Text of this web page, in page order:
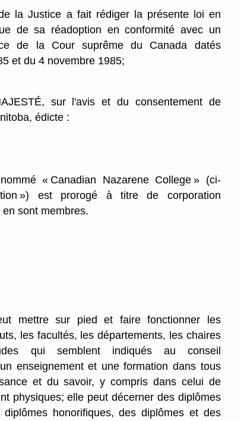
la Justice a fait rédiger la présente loi en
de sa réadoption en conformité avec un
de la Cour suprême du Canada datés
et du 4 novembre 1985;
sur l'avis et du consentement de
édicte :
« Canadian Nazarene College » (ci-
») est prorogé à titre de corporation
sont membres.
mettre sur pied et faire fonctionner les
les facultés, les départements, les chaires
qui semblent indiqués au conseil
enseignement et une formation dans tous
et du savoir, y compris dans celui de
physiques; elle peut décerner des diplômes
honorifiques, des diplômes et des